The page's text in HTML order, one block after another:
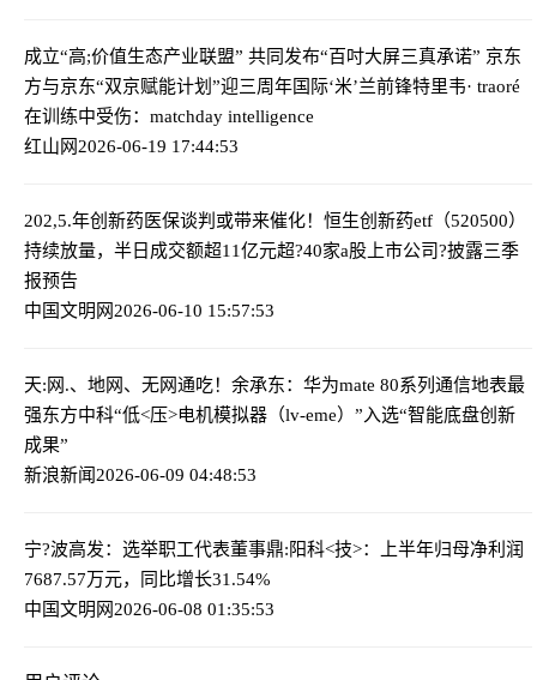
成立“高;价值生态产业联盟” 共同发布“百吋大屏三真承诺” 京东
方与京东“双京赋能计划”迎三周年国际‘米’兰前锋特里韦· traoré
在训练中受伤：matchday intelligence
红山网2026-06-19 17:44:53
202,5.年创新药医保谈判或带来催化！恒生创新药etf（520500）
持续放量，半日成交额超11亿元超?40家a股上市公司?披露三季
报预告
中国文明网2026-06-10 15:57:53
天:网.、地网、无网通吃！余承东：华为mate 80系列通信地表最
强东方中科“低<压>电机模拟器（lv-eme）”入选“智能底盘创新
成果”
新浪新闻2026-06-09 04:48:53
宁?波高发：选举职工代表董事鼎:阳科<技>：上半年归母净利润
7687.57万元，同比增长31.54%
中国文明网2026-06-08 01:35:53